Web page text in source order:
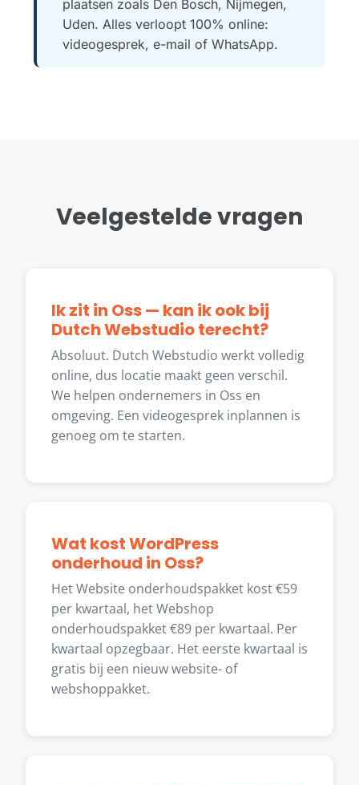
plaatsen zoals Den Bosch, Nijmegen,
Uden. Alles verloopt 100% online:
videogesprek, e-mail of WhatsApp.
Veelgestelde vragen
Ik zit in Oss — kan ik ook bij
Dutch Webstudio terecht?
Absoluut. Dutch Webstudio werkt volledig
online, dus locatie maakt geen verschil.
We helpen ondernemers in Oss en
omgeving. Een videogesprek inplannen is
genoeg om te starten.
Wat kost WordPress
onderhoud in Oss?
Het Website onderhoudspakket kost €59
per kwartaal, het Webshop
onderhoudspakket €89 per kwartaal. Per
kwartaal opzegbaar. Het eerste kwartaal is
gratis bij een nieuw website- of
webshoppakket.